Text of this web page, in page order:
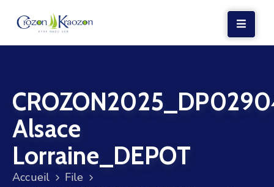
VIE
LOCALE
VIE
SOCIALE
TERRE
Alsace
Lorraine_DEPOT
Accueil
File